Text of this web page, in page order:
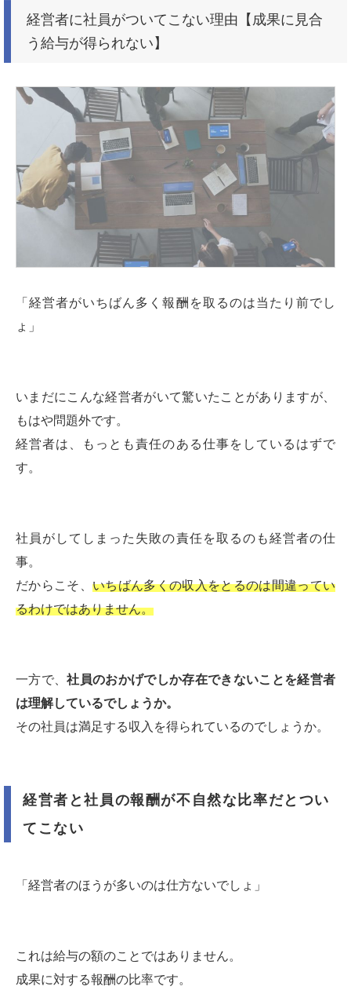
経営者に社員がついてこない理由【成果に見合
う給与が得られない】
「経営者がいちばん多く報酬を取るのは当たり前でし
ょ」
いまだにこんな経営者がいて驚いたことがありますが、
もはや問題外です。
経営者は、もっとも責任のある仕事をしているはずで
す。
社員がしてしまった失敗の責任を取るのも経営者の仕
事。
だからこそ、 いちばん多くの収入をとるのは間違ってい
るわけではありません。
一方で、社員のおかげでしか存在できないことを経営者
は理解しているでしょうか。
その社員は満足する収入を得られているのでしょうか。
経営者と社員の報酬が不自然な比率だとつい
てこない
「経営者のほうが多いのは仕方ないでしょ」
これは給与の額のことではありません。
成果に対する報酬の比率です。